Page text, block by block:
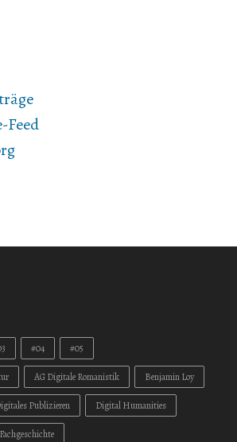
Feed
#04 #05
AG Digitale Romanistik Benjamin Loy
Publizieren Digital Humanities
Fachgeschichte